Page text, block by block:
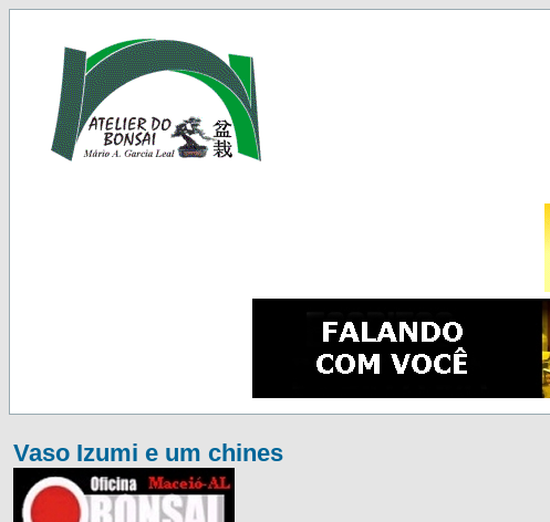
Vaso Izumi e um chines